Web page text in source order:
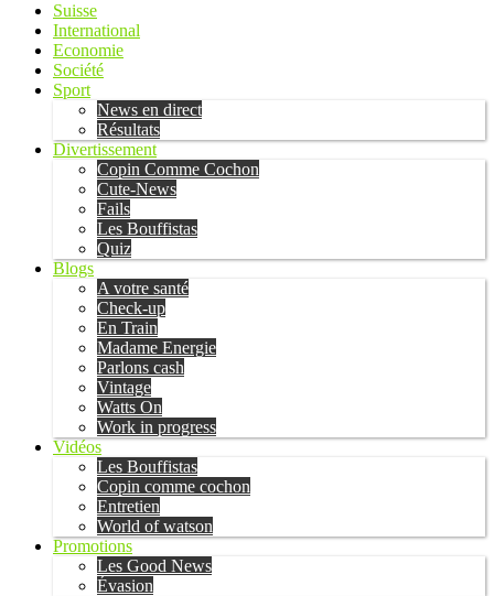
Suisse
International
Economie
Société
Sport
News en direct
Résultats
Divertissement
Copin Comme Cochon
Cute-News
Fails
Les Bouffistas
Quiz
Blogs
A votre santé
Check-up
En Train
Madame Energie
Parlons cash
Vintage
Watts On
Work in progress
Vidéos
Les Bouffistas
Copin comme cochon
Entretien
World of watson
Promotions
Les Good News
Évasion